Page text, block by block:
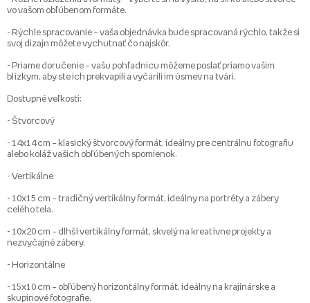
vo vašom obľúbenom formáte.
- Rýchle spracovanie – vaša objednávka bude spracovaná rýchlo, takže si
svoj dizajn môžete vychutnať čo najskôr.
- Priame doručenie – vašu pohľadnicu môžeme poslať priamo vašim
blízkym, aby ste ich prekvapili a vyčarili im úsmev na tvári.
Dostupné veľkosti:
- Štvorcový
- 14x14 cm – klasický štvorcový formát, ideálny pre centrálnu fotografiu
alebo koláž vašich obľúbených spomienok.
- Vertikálne
- 10x15 cm – tradičný vertikálny formát, ideálny na portréty a zábery
celého tela.
- 10x20 cm – dlhší vertikálny formát, skvelý na kreatívne projekty a
nezvyčajné zábery.
- Horizontálne
- 15x10 cm – obľúbený horizontálny formát, ideálny na krajinárske a
skupinové fotografie.